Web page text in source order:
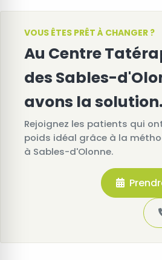
VOUS ÊTES PRÊT À CHANGER ?
Au Centre
des Sables-
avons la solution.
Rejoignez les patients qui
poids idéal grâce à la
à Sables-d'Olonne.